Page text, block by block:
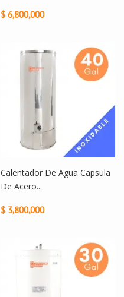
$ 6,800,000
Calentador De Agua Capsula
De Acero...
$ 3,800,000